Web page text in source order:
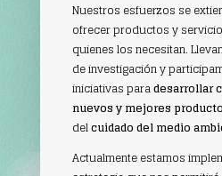
Nuestros esfuerzos se
ofrecer productos y
quienes los necesitan.
de investigación y
iniciativas paradesarrollar
nuevos y mejores
delcuidado del medio
Actualmente estamos